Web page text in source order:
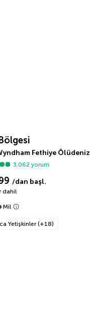
Fethiye Ölüdeniz
3.062 yorum
/dan başl.
dahil
Mil
Yetişkinler (+18)